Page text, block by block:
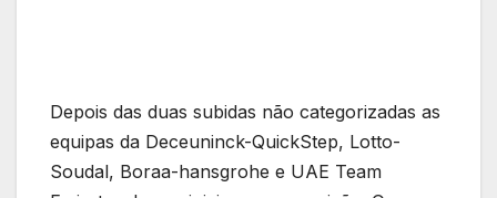
Depois das duas subidas não categorizadas as
equipas da Deceuninck-QuickStep, Lotto-
Soudal, Boraa-hansgrohe e UAE Team